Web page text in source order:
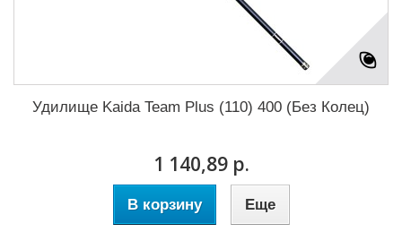
Удилище Kaida Team Plus (110) 400 (Без Колец)
1 140,89 р.
В корзину Еще